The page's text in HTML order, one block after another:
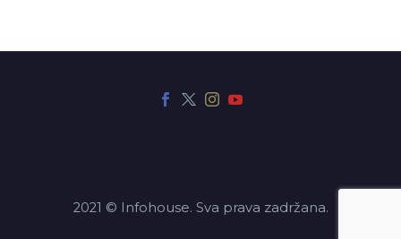
2021 © Infohouse. Sva prava zadržana.